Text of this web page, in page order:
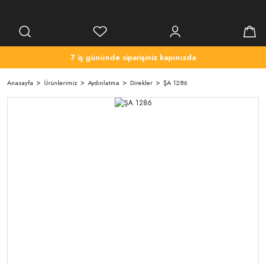
7 iş gününde siparişiniz kapınızda
Anasayfa Ürünlerimiz Aydınlatma Direkler ŞA 1286